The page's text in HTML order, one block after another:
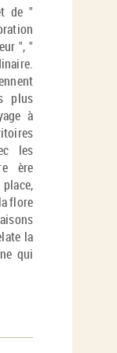
de "
", "
plus
à
les
ère
flore
la
qui